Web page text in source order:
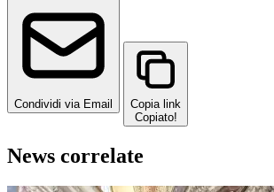
Condividi via Email
Copia link
Copiato!
News correlate